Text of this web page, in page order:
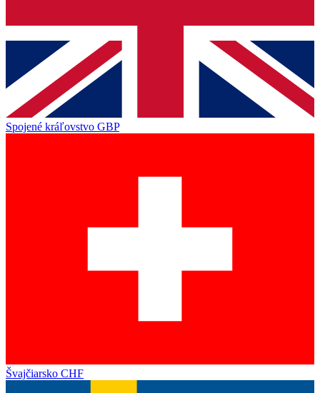
Spojené kráľovstvo GBP
Švajčiarsko CHF